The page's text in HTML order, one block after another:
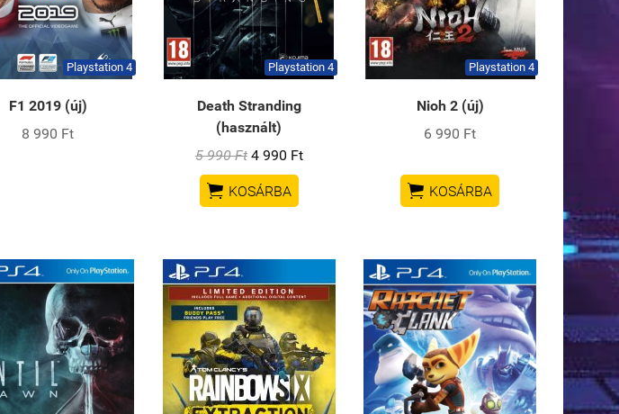
Playstation 4
F1 2019 (új)
8 990 Ft
Playstation 4
Death Stranding
(használt)
5 990 Ft 4 990 Ft
 KOSÁRBA
Playstation 4
Nioh 2 (új)
6 990 Ft
 KOSÁRBA